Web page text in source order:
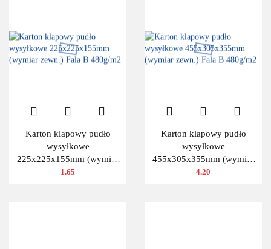
Karton klapowy pudło
wysyłkowe
225x225x155mm (wymiar
zewn.) Fala B 480g/m2
1.65
Karton klapowy pudło
wysyłkowe
455x305x355mm (wymiar
zewn.) Fala B 480g/m2
4.20